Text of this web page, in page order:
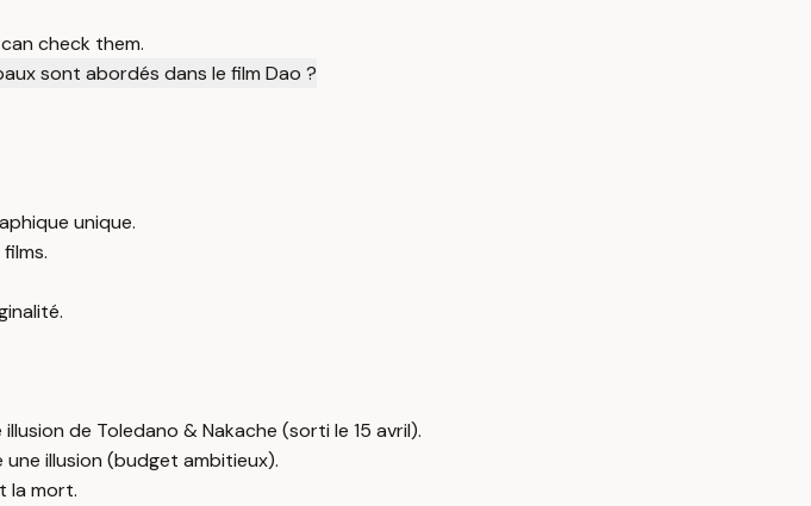
check them.
sont abordés dans le film Dao ?
unique.
de Toledano & Nakache (sorti le 15 avril).
illusion (budget ambitieux).
la mort.